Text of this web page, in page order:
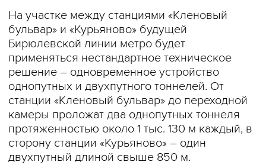
На участке между станциями «Кленовый
бульвар» и «Курьяново» будущей
Бирюлевской линии метро будет
применяться нестандартное техническое
решение – одновременное устройство
однопутных и двухпутного тоннелей. От
станции «Кленовый бульвар» до переходной
камеры проложат два однопутных тоннеля
протяженностью около 1 тыс. 130 м каждый, в
сторону станции «Курьяново» – один
двухпутный длиной свыше 850 м.